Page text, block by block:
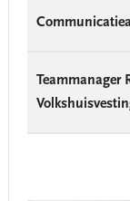
Teammanager